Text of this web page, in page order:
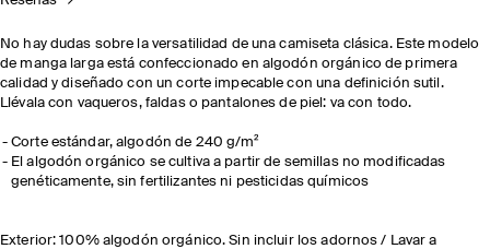
No hay dudas sobre la versatilidad de una camiseta clásica. Este modelo
de manga larga está confeccionado en algodón orgánico de primera
calidad y diseñado con un corte impecable con una definición sutil.
Llévala con vaqueros, faldas o pantalones de piel: va con todo.
Corte estándar, algodón de 240 g/m²
El algodón orgánico se cultiva a partir de semillas no modificadas
genéticamente, sin fertilizantes ni pesticidas químicos
Exterior: 100% algodón orgánico. Sin incluir los adornos / Lavar a